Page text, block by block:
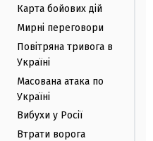
Карта бойових дій
Мирні переговори
Повітряна тривога в
Україні
Масована атака по
Україні
Вибухи у Росії
Втрати ворога